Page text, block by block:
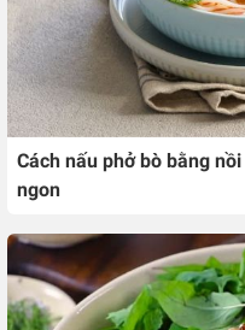
Cách nấu phở bò bằng
ngon